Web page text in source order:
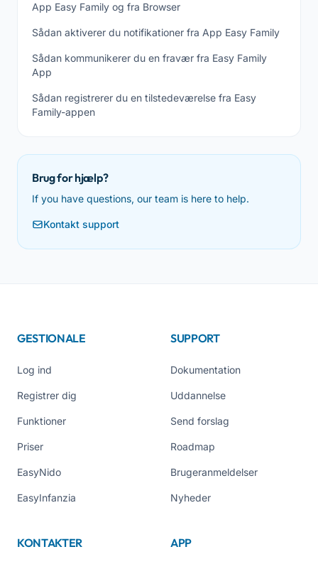
App Easy Family og fra Browser
Sådan aktiverer du notifikationer fra App Easy Family
Sådan kommunikerer du en fravær fra Easy Family
App
Sådan registrerer du en tilstedeværelse fra Easy
Family-appen
Brug for hjælp?
If you have questions, our team is here to help.
Kontakt support
GESTIONALE
Log ind
Registrer dig
Funktioner
Priser
EasyNido
EasyInfanzia
SUPPORT
Dokumentation
Uddannelse
Send forslag
Roadmap
Brugeranmeldelser
Nyheder
KONTAKTER APP